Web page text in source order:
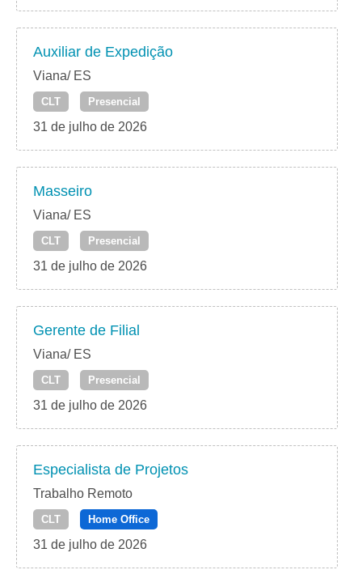
Auxiliar de Expedição
Viana/ ES
CLT Presencial
31 de julho de 2026
Masseiro
Viana/ ES
CLT Presencial
31 de julho de 2026
Gerente de Filial
Viana/ ES
CLT Presencial
31 de julho de 2026
Especialista de Projetos
Trabalho Remoto
CLT Home Office
31 de julho de 2026